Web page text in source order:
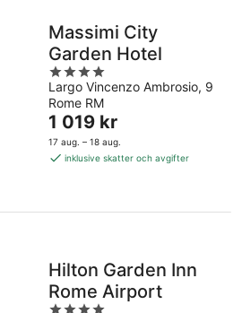
Massimi City
Garden Hotel
4
out
of
5
Largo Vincenzo Ambrosio, 9
Rome RM
Priset
är
1 019 kr
1 019 kr
17 aug. – 18 aug.
inklusive skatter och avgifter
Hilton Garden Inn
Rome Airport